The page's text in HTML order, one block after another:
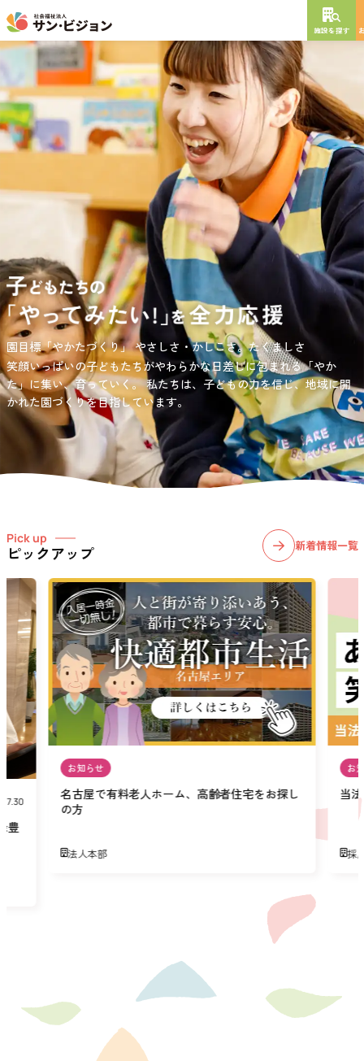
施設を探す
負担の少ない介護、ふれあいを大切にする介護、笑顔が溢れている
介護を目指して。
愛知・岐阜・長野の3県下で38施設・151事業所の介護関連事業所を運
営する社会福祉法人サン・ビジョンでは、今後ますます高まる介護
ニーズに幅広く対応していきます。
園目標「やかたづくり」やさしさ・かしこさ。たくましさ
笑顔いっぱいの子どもたちがやわらかな日差しに包まれる「やか
た」に集い、育っていく。私たちは、子どもの力を信じ、地域に開
かれた園づくりを目指しています。
サンサン・スクール東山公園では、小学生の児童が放課後安心して
過ごせる環境を提供するとともに、宿題・クラブ活動(英語・習字・
選択)などの学習面にも力を入れて行っている学童保育所です。
NEW OPEN
年
特別養護老人ホーム
短期入所生活介護
通所介護
居宅介護支援
グレイスフル砧公園
東京都世田谷区大蔵 3丁目4番12号
お問い合わせ先
03-6411-5781
担当：宮澤
Pick up
ピックアップ 新着情報一覧
豊
お知らせ
名古屋で有料老人ホーム、高齢者住宅をお探し
の方
法人本部
お
当
採